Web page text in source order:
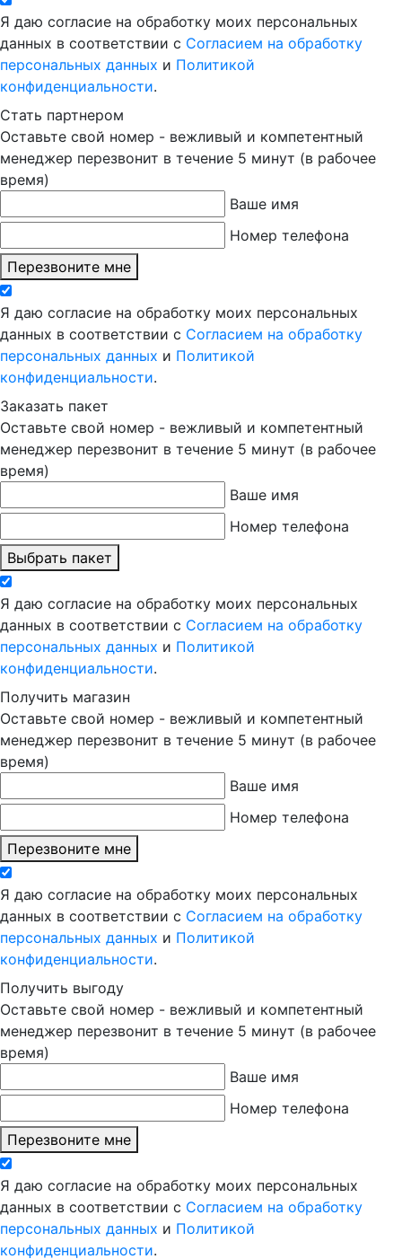
Я даю согласие на обработку моих персональных
данных в соответствии с Согласием на обработку
персональных данных и Политикой
конфиденциальности.
Стать партнером
Оставьте свой номер - вежливый и компетентный
менеджер перезвонит в течение 5 минут (в рабочее
время)
Ваше имя
Номер телефона
Перезвоните мне
Я даю согласие на обработку моих персональных
данных в соответствии с Согласием на обработку
персональных данных и Политикой
конфиденциальности.
Заказать пакет
Оставьте свой номер - вежливый и компетентный
менеджер перезвонит в течение 5 минут (в рабочее
время)
Ваше имя
Номер телефона
Выбрать пакет
Я даю согласие на обработку моих персональных
данных в соответствии с Согласием на обработку
персональных данных и Политикой
конфиденциальности.
Получить магазин
Оставьте свой номер - вежливый и компетентный
менеджер перезвонит в течение 5 минут (в рабочее
время)
Ваше имя
Номер телефона
Перезвоните мне
Я даю согласие на обработку моих персональных
данных в соответствии с Согласием на обработку
персональных данных и Политикой
конфиденциальности.
Получить выгоду
Оставьте свой номер - вежливый и компетентный
менеджер перезвонит в течение 5 минут (в рабочее
время)
Ваше имя
Номер телефона
Перезвоните мне
Я даю согласие на обработку моих персональных
данных в соответствии с Согласием на обработку
персональных данных и Политикой
конфиденциальности.